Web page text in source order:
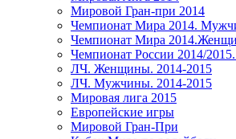
Мировой Гран-при 2014
Чемпионат Мира 2014.
Чемпионат Мира
Чемпионат России 2014/
ЛЧ. Женщины. 2014-2015
ЛЧ. Мужчины. 2014-2015
Мировая лига 2015
Европейские игры
Мировой Гран-При